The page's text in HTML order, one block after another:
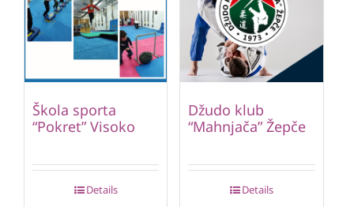
Škola sporta
“Pokret” Visoko
Details
Džudo klub
“Mahnjača” Žepče
Details